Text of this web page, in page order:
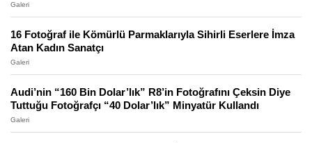
Galeri
16 Fotoğraf ile Kömürlü Parmaklarıyla Sihirli Eserlere İmza
Atan Kadın Sanatçı
Galeri
Audi’nin “160 Bin Dolar’lık” R8’in Fotoğrafını Çeksin Diye
Tuttuğu Fotoğrafçı “40 Dolar’lık” Minyatür Kullandı
Galeri